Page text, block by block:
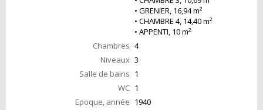
• GRENIER, 16,94 m²
• CHAMBRE 4, 14,40 m²
• APPENTI, 10 m²
Chambres 4
Niveaux 3
Salle de bains 1
WC 1
Epoque, année 1940